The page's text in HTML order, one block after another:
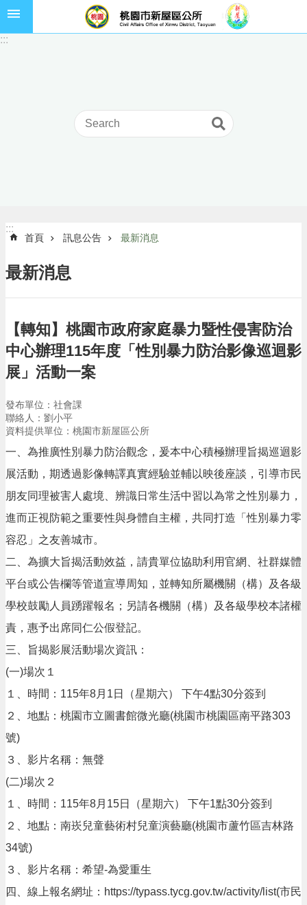
跳到主要內容區塊
介
紹
訊
息
生
活
便
民
訊
機
訊
錄
相
資
料
回
首
網
導
覽
市
信
箱
常
見
答
桃
園
政
:::
:::
:::
首頁 訊息公告 最新消息
最新消息
【轉知】桃園市政府家庭暴力暨性侵害防治
中心辦理115年度「性別暴力防治影像巡迴影
展」活動一案
發布單位：社會課
聯絡人：劉小平
資料提供單位：桃園市新屋區公所
一、為推廣性別暴力防治觀念，爰本中心積極辦理旨揭巡迴影
展活動，期透過影像轉譯真實經驗並輔以映後座談，引導市民
朋友同理被害人處境、辨識日常生活中習以為常之性別暴力，
進而正視防範之重要性與身體自主權，共同打造「性別暴力零
容忍」之友善城市。
二、為擴大旨揭活動效益，請貴單位協助利用官網、社群媒體
平台或公告欄等管道宣導周知，並轉知所屬機關（構）及各級
學校鼓勵人員踴躍報名；另請各機關（構）及各級學校本諸權
責，惠予出席同仁公假登記。
三、旨揭影展活動場次資訊：
(一)場次１
１、時間：115年8月1日（星期六） 下午4點30分簽到
２、地點：桃園市立圖書館微光廳(桃園市桃園區南平路303
號)
３、影片名稱：無聲
(二)場次２
１、時間：115年8月15日（星期六） 下午1點30分簽到
２、地點：南崁兒童藝術村兒童演藝廳(桃園市蘆竹區吉林路
34號)
３、影片名稱：希望-為愛重生
四、線上報名網址：https://typass.tycg.gov.tw/activity/list(市民